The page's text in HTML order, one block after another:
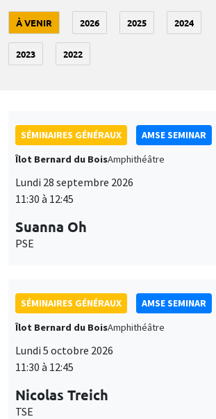
À VENIR 2026 2025 2024
2023 2022
SÉMINAIRES GÉNÉRAUX
AMSE SEMINAR
Îlot Bernard du BoisAmphithéâtre
Lundi 28 septembre 2026
11:30 à 12:45
Suanna Oh
PSE
SÉMINAIRES GÉNÉRAUX
AMSE SEMINAR
Îlot Bernard du BoisAmphithéâtre
Lundi 5 octobre 2026
11:30 à 12:45
Nicolas Treich
TSE